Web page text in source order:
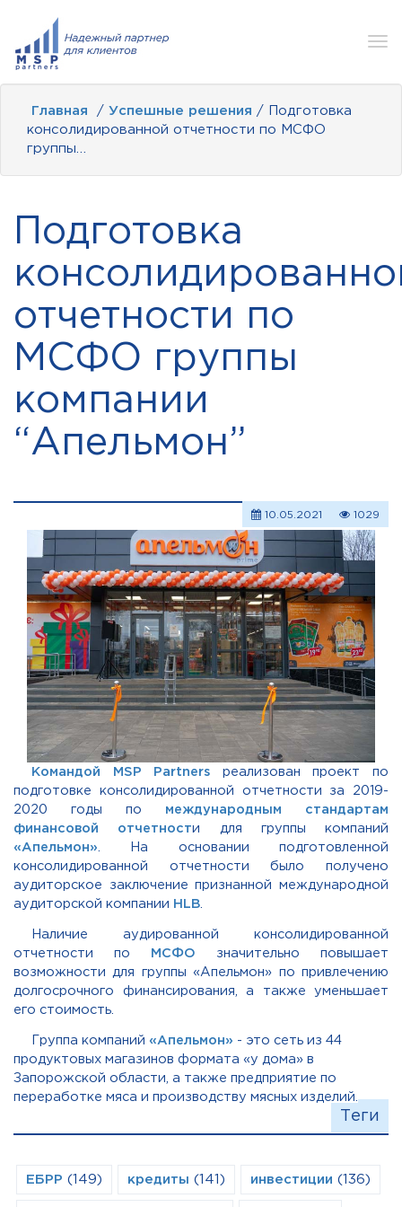
Главная / Успешные решения / Подготовка
консолидированной отчетности по МСФО
группы…
Подготовка
отчетности по
МСФО группы
компании
“Апельмон”
10.05.2021 1029
Командой MSP Partners реализован проект по
подготовке консолидированной отчетности за 2019-
2020 годы по международным стандартам
финансовой отчетности для группы компаний
«Апельмон» . На основании подготовленной
консолидированной отчетности было получено
аудиторское заключение признанной международной
аудиторской компании HLB
Наличие аудированной консолидированной
отчетности по
МСФО значительно повышает
возможности для группы «Апельмон» по привлечению
долгосрочного финансирования, а также уменьшает
его стоимость.
Группа компаний «Апельмон» - это сеть из 44
продуктовых магазинов формата «у дома» в
Запорожской области, а также предприятие по
переработке мяса и производству мясных изделий.
Теги
ЕБРР (149) кредиты (141) инвестиции (136)